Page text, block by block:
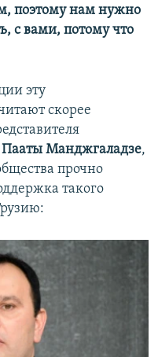
поэтому нам нужно
с вами, потому что
эту
скорее
Пааты Манджгаладзе,
прочно
такого